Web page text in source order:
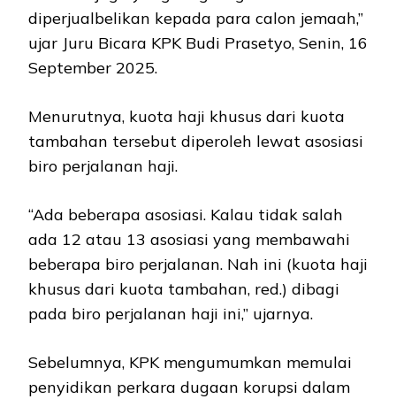
diperjualbelikan kepada para calon jemaah,”
ujar Juru Bicara KPK Budi Prasetyo, Senin, 16
September 2025.
Menurutnya, kuota haji khusus dari kuota
tambahan tersebut diperoleh lewat asosiasi
biro perjalanan haji.
“Ada beberapa asosiasi. Kalau tidak salah
ada 12 atau 13 asosiasi yang membawahi
beberapa biro perjalanan. Nah ini (kuota haji
khusus dari kuota tambahan, red.) dibagi
pada biro perjalanan haji ini,” ujarnya.
Sebelumnya, KPK mengumumkan memulai
penyidikan perkara dugaan korupsi dalam